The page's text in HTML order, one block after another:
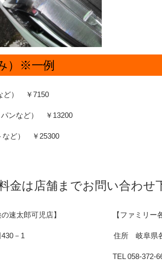
）※一例
ど） ￥7150
ンなど） ￥13200
など） ￥25300
金は店舗までお問い合わせ
検の速太郎可児店】 【ファミリー各務
瀬田430－1 住所 岐阜県各務原
6444 TEL 058-372-